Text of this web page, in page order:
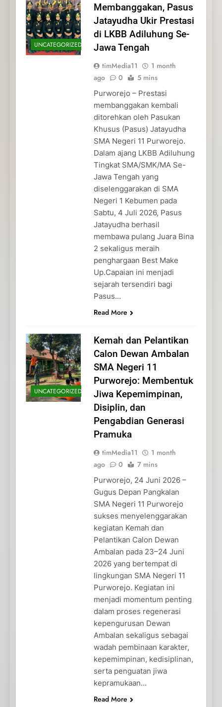
UNCATEGORIZED
Membanggakan, Pasus
Jatayudha Ukir Prestasi
di LKBB Adiluhung Se-
Jawa Tengah
timMedia11
1 month
ago
0 5 mins
Purworejo – Prestasi
membanggakan kembali
ditorehkan oleh Pasukan
Khusus (Pasus) Jatayudha
SMA Negeri 11 Purworejo.
Dalam ajang LKBB Adiluhung
Tingkat SMA/SMK/MA Se-
Jawa Tengah yang
diselenggarakan di SMA
Negeri 1 Kebumen pada
Sabtu, 4 Juli 2026, Pasus
Jatayudha berhasil
membawa pulang Juara Bina
2 sekaligus meraih
penghargaan Best Make
Up.Capaian ini menjadi
sejarah tersendiri bagi
Pasus…
Read More
UNCATEGORIZED
Kemah dan Pelantikan
Calon Dewan Ambalan
SMA Negeri 11
Purworejo: Membentuk
Jiwa Kepemimpinan,
Disiplin, dan
Pengabdian Generasi
Pramuka
timMedia11
1 month
ago
0 7 mins
Purworejo, 24 Juni 2026 –
Gugus Depan Pangkalan
SMA Negeri 11 Purworejo
sukses menyelenggarakan
kegiatan Kemah dan
Pelantikan Calon Dewan
Ambalan pada 23–24 Juni
2026 yang bertempat di
lingkungan SMA Negeri 11
Purworejo. Kegiatan ini
menjadi momentum penting
dalam proses regenerasi
kepengurusan Dewan
Ambalan sekaligus sebagai
wadah pembinaan karakter,
kepemimpinan, kedisiplinan,
serta penguatan jiwa
kepramukaan…
Read More